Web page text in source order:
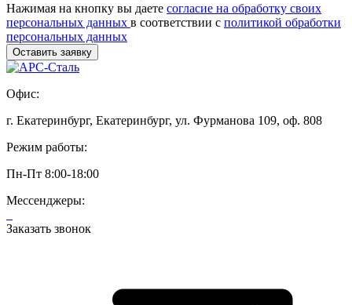
Нажимая на кнопку вы даете согласие на обработку своих
персональных данных в соответствии с политикой обработки
персональных данных
Офис:
г. Екатеринбург, Екатеринбург, ул. Фурманова 109, оф. 808
Режим работы:
Пн-Пт 8:00-18:00
Мессенджеры:
Заказать звонок